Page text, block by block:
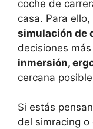
coche de
casa. Para
simulación de
decisiones
inmersión,
cercana
Si estás
del simracing